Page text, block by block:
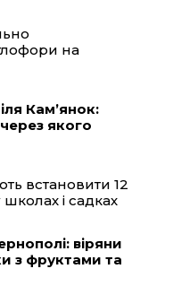
A на
Кам’янок:
якого
встановити 12
і садках
віряни
з фруктами та